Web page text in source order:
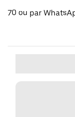
70 ou par